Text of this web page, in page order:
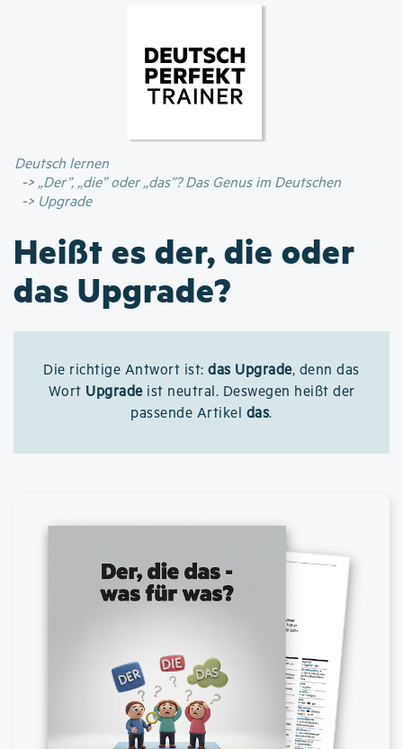
Inhalt
Deutsch lernen
„Der”, „die” oder „das”? Das Genus im Deutschen
Upgrade
Heißt es der, die oder
das Upgrade?
Die richtige Antwort ist:das Upgrade, denn das
Wort Upgradeist neutral. Deswegen heißt der
passende Artikel das.